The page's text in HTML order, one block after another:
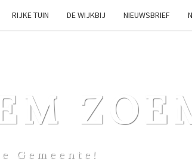
RIJKE TUIN DE WIJKBIJ NIEUWSBRIEF
Gemeente!